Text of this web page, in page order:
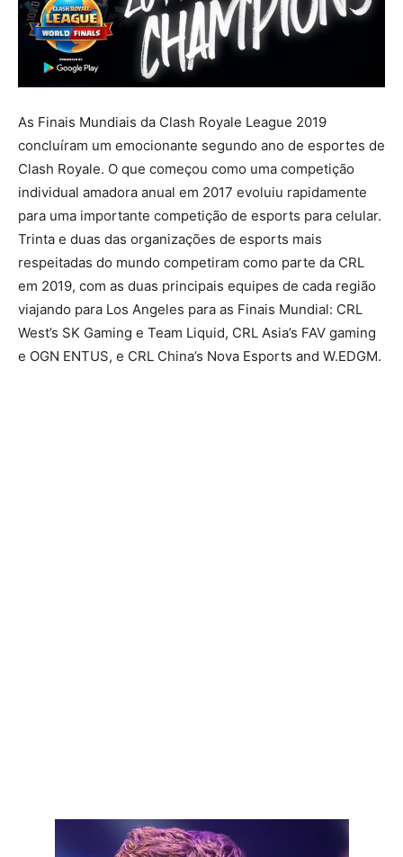
As Finais Mundiais da Clash Royale League 2019
concluíram um emocionante segundo ano de esportes de
Clash Royale. O que começou como uma competição
individual amadora anual em 2017 evoluiu rapidamente
para uma importante competição de esports para celular.
Trinta e duas das organizações de esports mais
respeitadas do mundo competiram como parte da CRL
em 2019, com as duas principais equipes de cada região
viajando para Los Angeles para as Finais Mundial: CRL
West’s SK Gaming e Team Liquid, CRL Asia’s FAV gaming
e OGN ENTUS, e CRL China’s Nova Esports and W.EDGM.